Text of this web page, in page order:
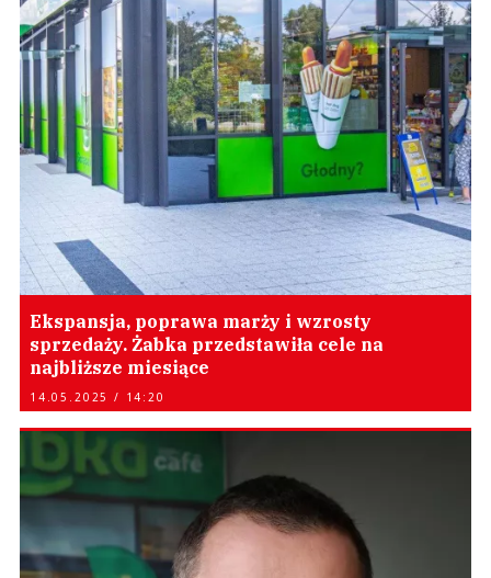
Ekspansja, poprawa marży i wzrosty
sprzedaży. Żabka przedstawiła cele na
najbliższe miesiące
14.05.2025 / 14:20